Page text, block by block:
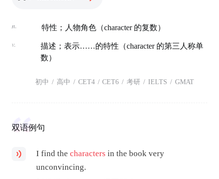
n. 特性；人物角色（character 的复数）
v.
描述；表示……的特性（character 的第三人称单
数）
初中 / 高中 / CET4 / CET6 / 考研 / IELTS / GMAT
双语例句
I find thecharacters in the book very
unconvincing.